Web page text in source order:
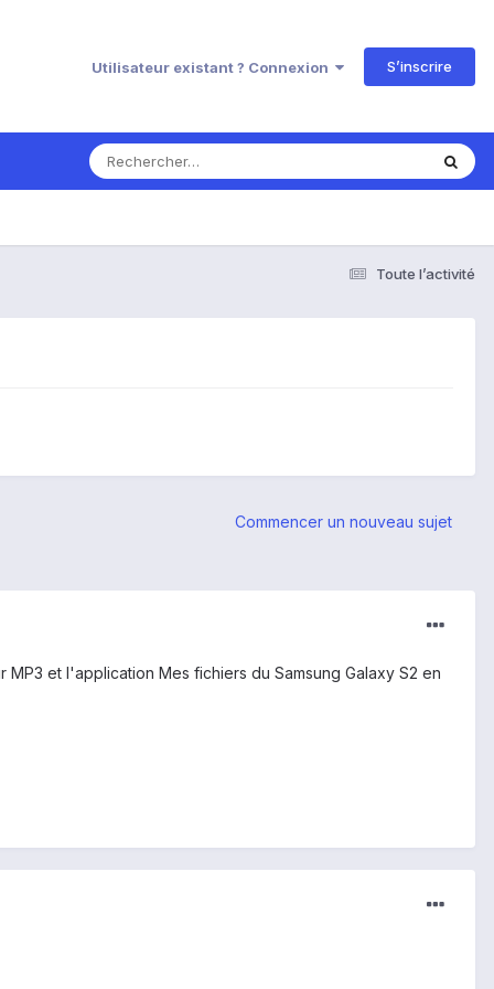
Utilisateur existant ? Connexion S’inscrire
Toute l’activité
Commencer un nouveau sujet
et l'application Mes fichiers du Samsung Galaxy S2 en